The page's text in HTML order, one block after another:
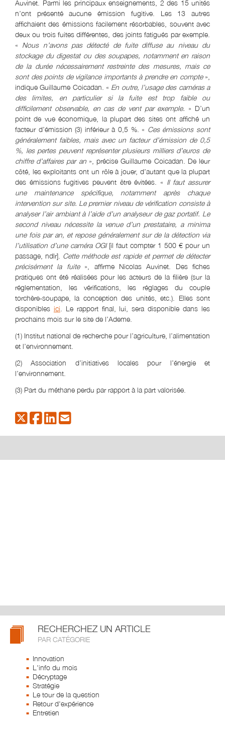
Auvinet. Parmi les principaux enseignements, 2 des 15 unités
n’ont présenté aucune émission fugitive. Les 13 autres
affichaient des émissions facilement résorbables, souvent avec
deux ou trois fuites différentes, des joints fatigués par exemple.
« Nous n’avons pas détecté de fuite diffuse au niveau du
stockage du digestat ou des soupapes, notamment en raison
de la durée nécessairement restreinte des mesures, mais ce
sont des points de vigilance importants à prendre en compte»,
indique Guillaume Coicadan. « En outre, l’usage des caméras a
des limites, en particulier si la fuite est trop faible ou
difficilement observable, en cas de vent par exemple. » D’un
point de vue économique, la plupart des sites ont affiché un
facteur d’émission (3) inférieur à 0,5 %. « Ces émissions sont
généralement faibles, mais avec un facteur d’émission de 0,5
%, les pertes peuvent représenter plusieurs milliers d’euros de
chiffre d’affaires par an», précise Guillaume Coicadan. De leur
côté, les exploitants ont un rôle à jouer, d’autant que la plupart
des émissions fugitives peuvent être évitées. « Il faut assurer
une maintenance spécifique, notamment après chaque
intervention sur site. Le premier niveau de vérification consiste à
analyser l’air ambiant à l’aide d’un analyseur de gaz portatif. Le
second niveau nécessite la venue d’un prestataire, a minima
une fois par an, et repose généralement sur de la détection via
l’utilisation d’une caméra OGI [il faut compter 1 500 € pour un
passage, ndlr]. Cette méthode est rapide et permet de détecter
précisément la fuite », affirme Nicolas Auvinet. Des fiches
pratiques ont été réalisées pour les acteurs de la filière (sur la
réglementation, les vérifications, les réglages du couple
torchère-soupape, la conception des unités, etc.). Elles sont
disponibles ici . Le rapport final, lui, sera disponible dans les
prochains mois sur le site de l’Ademe.
(1) Institut national de recherche pour l’agriculture, l’alimentation
et l’environnement.
(2) Association d’initiatives locales pour l’énergie et
l’environnement.
(3) Part du méthane perdu par rapport à la part valorisée.
RECHERCHEZ UN ARTICLE
PAR CATÉGORIE
Innovation
L'info du mois
Décryptage
Stratégie
Le tour de la question
Retour d'expérience
Entretien